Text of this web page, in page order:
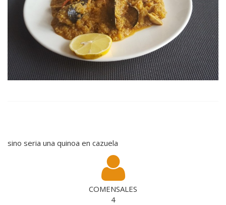
sino seria una quinoa en cazuela
COMENSALES
4